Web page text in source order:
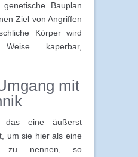
Bauplan
Ziel von Angriffen
Körper wird
kaperbar,
mit
das eine äußerst
um sie hier als eine
zu nennen, so